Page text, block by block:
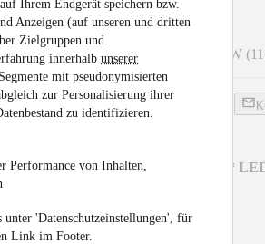
Ihrem Endgerät speichern bzw.
Anzeigen (auf unseren und dritten
Zielgruppen und
innerhalb unserer
mit pseudonymisierten
zur Personalisierung ihrer
zu identifizieren.
Performance von Inhalten,
'Datenschutzeinstellungen', für
Link im Footer.
ab 264 € mtl.
• EZ 06/2025•14.000 km 85 kW
Fabia Monte Carlo 150 PS + DSG*
ab 252 € mtl.